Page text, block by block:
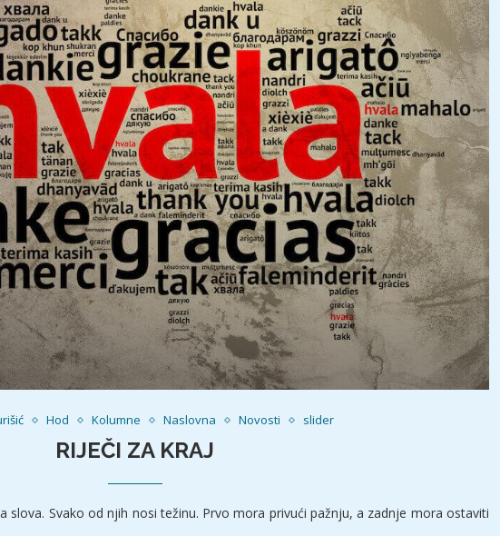
Hod Kolumne Naslovna Novosti slider
RIJEČI ZA KRAJ
slova. Svako od njih nosi težinu. Prvo mora privući pažnju, a zadnje mora ostaviti